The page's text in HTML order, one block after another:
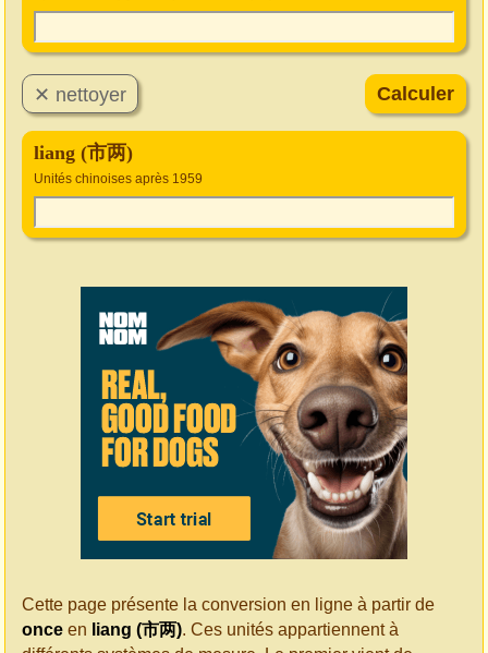
liang (市两)
Unités chinoises après 1959
Cette page présente la conversion en ligne à partir de
once en liang (市两). Ces unités appartiennent à